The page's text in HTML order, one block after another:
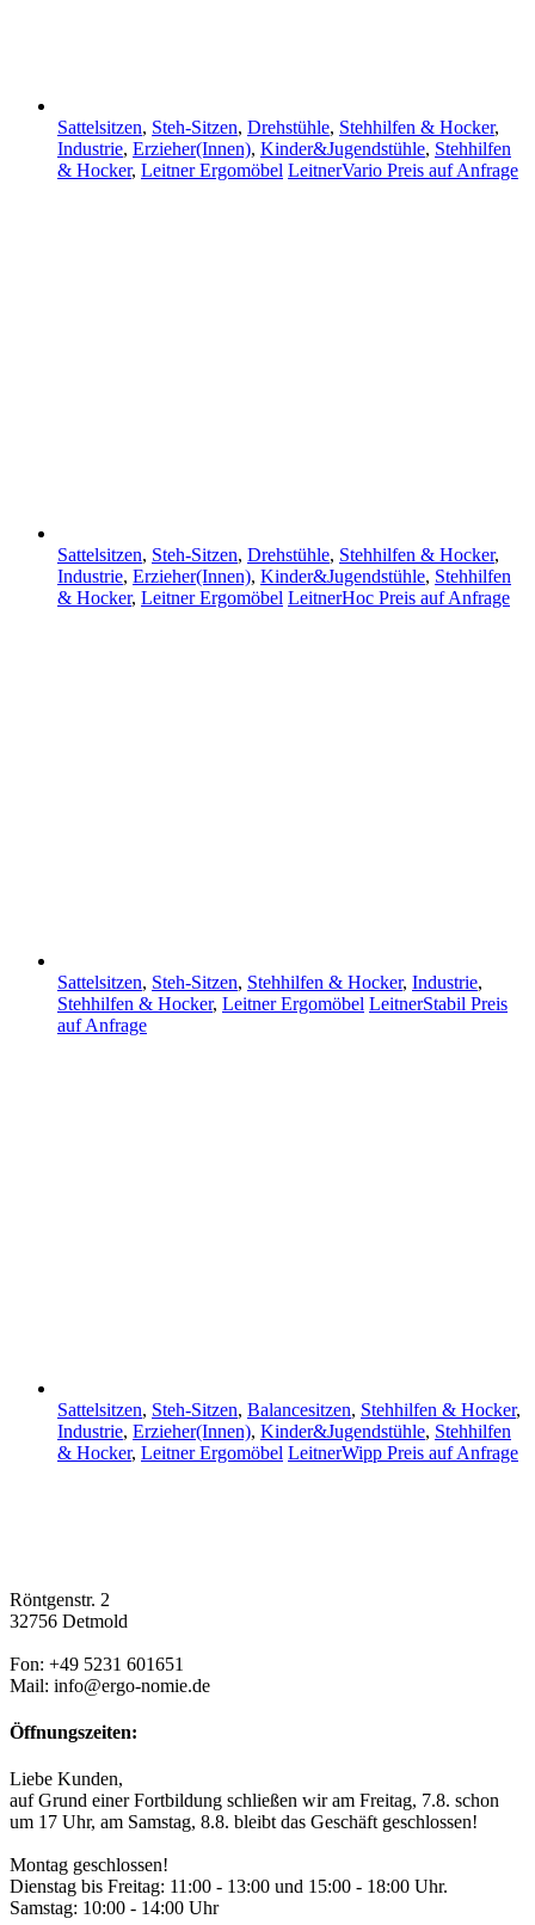
Sattelsitzen, Steh-Sitzen, Drehstühle, Stehhilfen & Hocker,
Industrie, Erzieher(Innen), Kinder&Jugendstühle, Stehhilfen
& Hocker, Leitner Ergomöbel LeitnerVario Preis auf Anfrage
Sattelsitzen, Steh-Sitzen, Drehstühle, Stehhilfen & Hocker,
Industrie, Erzieher(Innen), Kinder&Jugendstühle, Stehhilfen
& Hocker, Leitner Ergomöbel LeitnerHoc Preis auf Anfrage
Sattelsitzen, Steh-Sitzen, Stehhilfen & Hocker, Industrie,
Stehhilfen & Hocker, Leitner Ergomöbel LeitnerStabil Preis
auf Anfrage
Sattelsitzen, Steh-Sitzen, Balancesitzen, Stehhilfen & Hocker,
Industrie, Erzieher(Innen), Kinder&Jugendstühle, Stehhilfen
& Hocker, Leitner Ergomöbel LeitnerWipp Preis auf Anfrage
Röntgenstr. 2
32756 Detmold
Fon: +49 5231 601651
Mail: info@ergo-nomie.de
Öffnungszeiten:
Liebe Kunden,
auf Grund einer Fortbildung schließen wir am Freitag, 7.8. schon
um 17 Uhr, am Samstag, 8.8. bleibt das Geschäft geschlossen!
Montag geschlossen!
Dienstag bis Freitag: 11:00 - 13:00 und 15:00 - 18:00 Uhr.
Samstag: 10:00 - 14:00 Uhr